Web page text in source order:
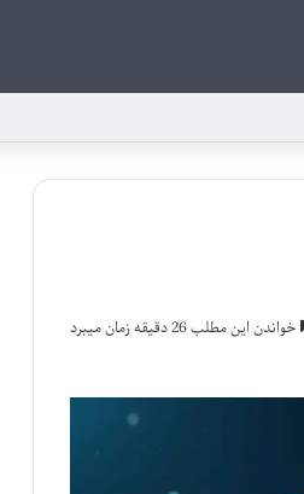
خواندن این مطلب 26 دقیقه زمان میبرد